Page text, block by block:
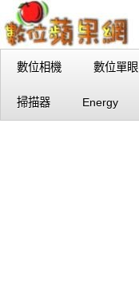
數位相機 數位單眼
掃描器 Energy